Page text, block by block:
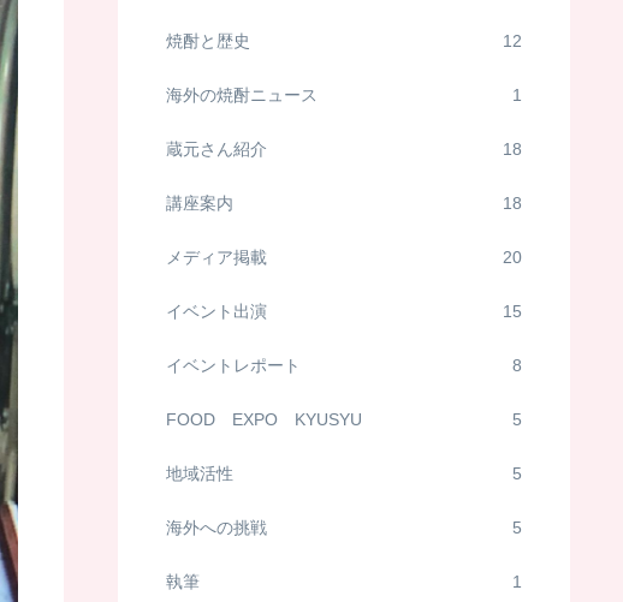
焼酎と歴史 12
海外の焼酎ニュース 1
蔵元さん紹介 18
講座案内 18
メディア掲載 20
イベント出演 15
イベントレポート 8
FOOD EXPO KYUSYU 5
地域活性 5
海外への挑戦 5
執筆 1